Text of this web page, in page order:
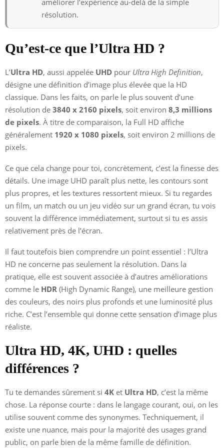
résolution.
Qu’est-ce que l’Ultra HD ?
L’Ultra HD, aussi appelée UHD pour Ultra High Definition,
désigne une définition d’image plus élevée que la HD
classique. Dans les faits, on parle le plus souvent d’une
résolution de 3840 x 2160 pixels, soit environ 8,3 millions
de pixels. À titre de comparaison, la Full HD affiche
généralement 1920 x 1080 pixels, soit environ 2 millions de
pixels.
Ce que cela change pour toi, concrètement, c’est la finesse des
détails. Une image UHD paraît plus nette, les contours sont
plus propres, et les textures ressortent mieux. Si tu regardes
un film, un match ou un jeu vidéo sur un grand écran, tu vois
souvent la différence immédiatement, surtout si tu es assis
relativement près de l’écran.
Il faut toutefois bien comprendre un point essentiel : l’Ultra
HD ne concerne pas seulement la résolution. Dans la
pratique, elle est souvent associée à d’autres améliorations
comme le HDR (High Dynamic Range), une meilleure gestion
des couleurs, des noirs plus profonds et une luminosité plus
riche. C’est l’ensemble qui donne cette sensation d’image plus
réaliste.
Ultra HD, 4K, UHD : quelles
différences ?
Tu te demandes sûrement si 4K et Ultra HD, c’est la même
chose. La réponse courte : dans le langage courant, oui, on les
utilise souvent comme des synonymes. Techniquement, il
existe une nuance, mais pour la majorité des usages grand
public, on parle bien de la même famille de définition.